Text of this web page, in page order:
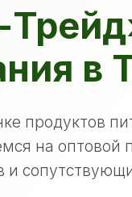
в
продуктов
на оптовой